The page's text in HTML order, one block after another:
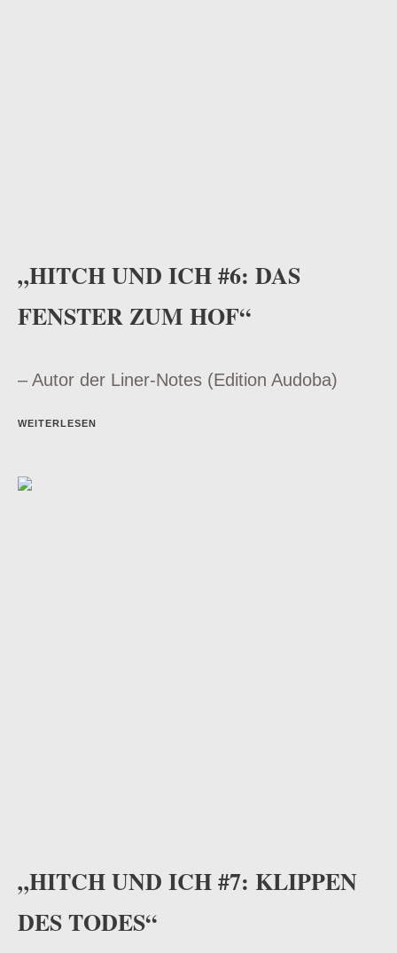
„HITCH UND ICH #6: DAS
FENSTER ZUM HOF“
– Autor der Liner-Notes (Edition Audoba)
WEITERLESEN
„HITCH UND ICH #7: KLIPPEN
DES TODES“